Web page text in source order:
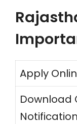
Apply
Download
Notification